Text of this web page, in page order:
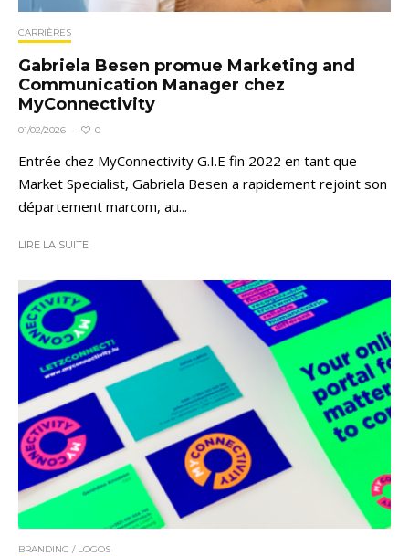
CARRIÈRES
Gabriela Besen promue Marketing and
Communication Manager chez
MyConnectivity
01/02/2026 · 0
Entrée chez MyConnectivity G.I.E fin 2022 en tant que
Market Specialist, Gabriela Besen a rapidement rejoint son
département marcom, au...
LIRE LA SUITE
BRANDING / LOGOS